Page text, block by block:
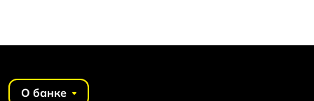
О банке